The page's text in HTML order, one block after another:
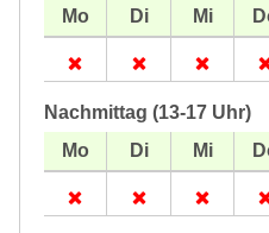
Nachmittag (13-17 Uhr)